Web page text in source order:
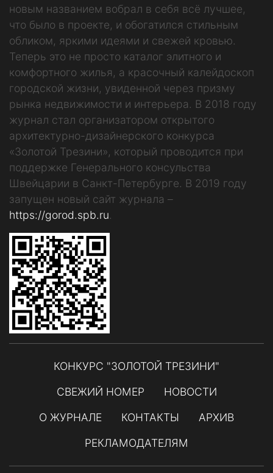
новым названием вобрал в себя всё лучшее,
что было в проекте, и обогатился стильным
обликом, яркими идеями и свежей кровью.
Теперь это не просто каталог элитного и
комфортного жилья, а красочный калейдоскоп
городской жизни, увиденной через призму
рынка недвижимости и интерьера. В 2018 году
журнал стал организатором открытого
архитектурно-дизайнерского конкурса
«Золотой Трезини», который проводится при
поддержке Генерального консульства
Швейцарии в Санкт-Петербурге. В 2019 году
запущен новый сайт журнала –
https://gorod.spb.ru.
КОНКУРС "ЗОЛОТОЙ ТРЕЗИНИ"
СВЕЖИЙ НОМЕР
НОВОСТИ
О ЖУРНАЛЕ
КОНТАКТЫ
АРХИВ
РЕКЛАМОДАТЕЛЯМ